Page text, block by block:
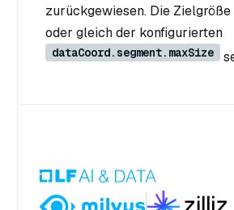
zurückgewiesen. Die
oder gleich der konfigurierten
dataCoord.segment.maxSize